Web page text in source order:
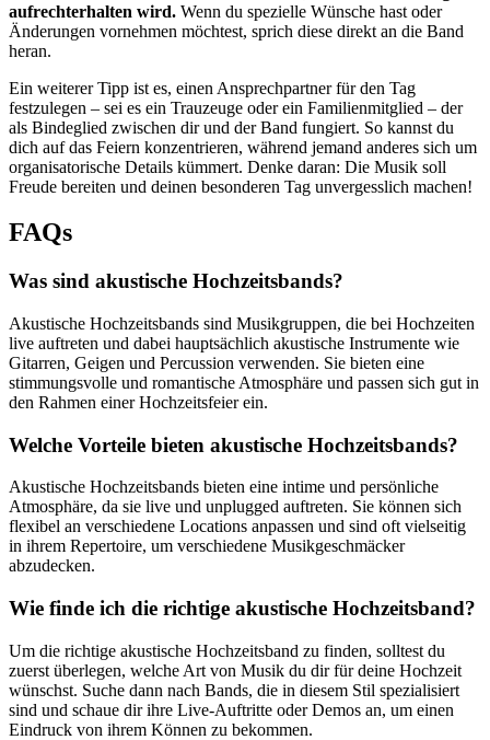
aufrechterhalten wird. Wenn du spezielle Wünsche hast oder
Änderungen vornehmen möchtest, sprich diese direkt an die Band
heran.
Ein weiterer Tipp ist es, einen Ansprechpartner für den Tag
festzulegen – sei es ein Trauzeuge oder ein Familienmitglied – der
als Bindeglied zwischen dir und der Band fungiert. So kannst du
dich auf das Feiern konzentrieren, während jemand anderes sich um
organisatorische Details kümmert. Denke daran: Die Musik soll
Freude bereiten und deinen besonderen Tag unvergesslich machen!
FAQs
Was sind akustische Hochzeitsbands?
Akustische Hochzeitsbands sind Musikgruppen, die bei Hochzeiten
live auftreten und dabei hauptsächlich akustische Instrumente wie
Gitarren, Geigen und Percussion verwenden. Sie bieten eine
stimmungsvolle und romantische Atmosphäre und passen sich gut in
den Rahmen einer Hochzeitsfeier ein.
Welche Vorteile bieten akustische Hochzeitsbands?
Akustische Hochzeitsbands bieten eine intime und persönliche
Atmosphäre, da sie live und unplugged auftreten. Sie können sich
flexibel an verschiedene Locations anpassen und sind oft vielseitig
in ihrem Repertoire, um verschiedene Musikgeschmäcker
abzudecken.
Wie finde ich die richtige akustische Hochzeitsband?
Um die richtige akustische Hochzeitsband zu finden, solltest du
zuerst überlegen, welche Art von Musik du dir für deine Hochzeit
wünschst. Suche dann nach Bands, die in diesem Stil spezialisiert
sind und schaue dir ihre Live-Auftritte oder Demos an, um einen
Eindruck von ihrem Können zu bekommen.